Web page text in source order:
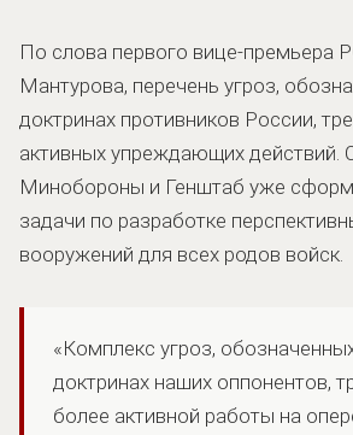
По слова первого вице-премьера
Мантурова, перечень угроз,
доктринах противников России,
активных упреждающих действий.
Минобороны и Генштаб уже
задачи по разработке
вооружений для всех родов войск.
«Комплекс угроз,
доктринах наших оппонентов,
более активной работы на